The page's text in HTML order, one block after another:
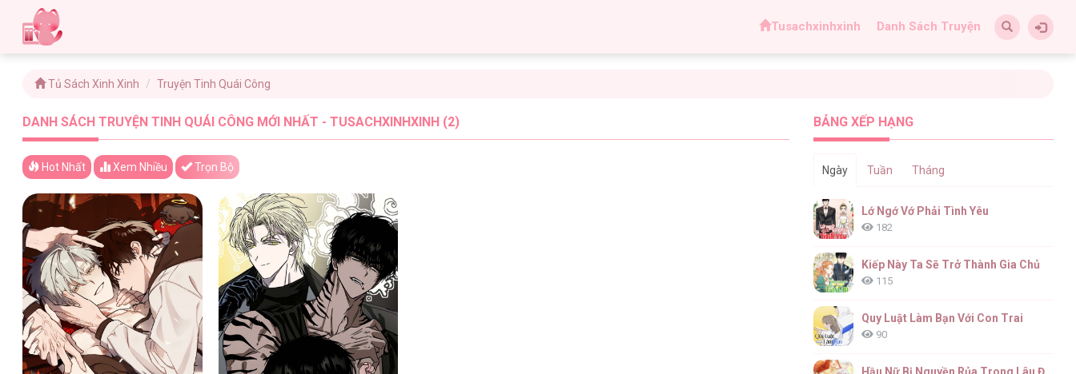
Tusachxinhxinh Danh Sách Truyện
Tủ Sách Xinh Xinh Truyện Tinh Quái Công
DANH SÁCH TRUYỆN TINH QUÁI CÔNG MỚI NHẤT - TUSACHXINHXINH (2)
Hot Nhất Xem Nhiều Trọn Bộ
BẢNG XẾP HẠNG
Ngày Tuần Tháng
Lớ Ngớ Vớ Phải Tình Yêu
182
Kiếp Này Ta Sẽ Trở Thành Gia Chủ
115
Quy Luật Làm Bạn Với Con Trai
90
Hầu Nữ Bị Nguyền Rủa Trong Lâu Đài Của Công Tước